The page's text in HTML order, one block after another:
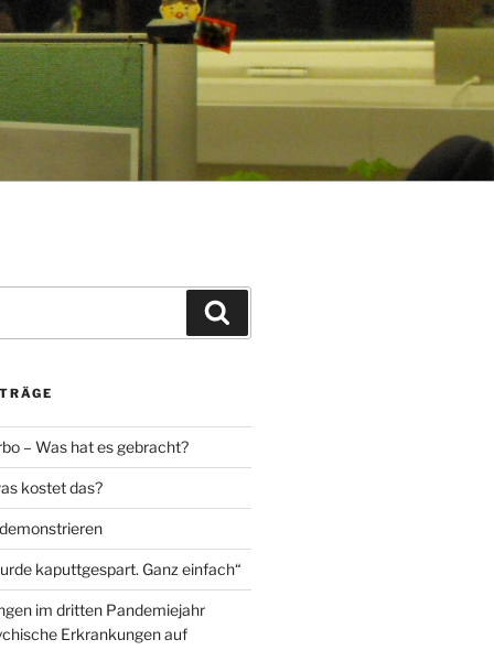
– Was hat es gebracht?
kostet das?
kaputtgespart. Ganz einfach“
im dritten Pandemiejahr
Erkrankungen auf